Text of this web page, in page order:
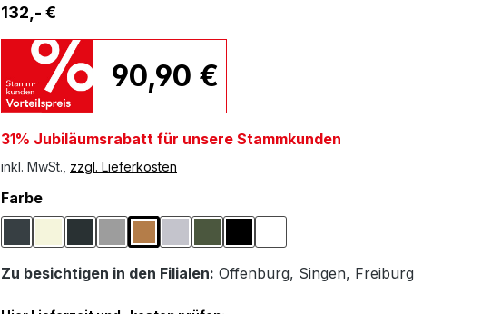
132,- €
90,90 €
31% Jubiläumsrabatt für unsere Stammkunden
inkl. MwSt., zzgl. Lieferkosten
Farbeauswählen
Anthrazit
BeigeDunkelgrau
GrauHellbraun
HellgrauOlivgrünSchwarz
Weiß
Zu besichtigen in den Filialen: Offenburg, Singen, Freiburg